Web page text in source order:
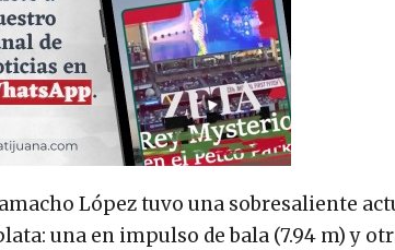
López tuvo una sobresaliente
una en impulso de bala (7.94 m) y